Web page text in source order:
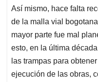
Así­ mismo, hace falta
de la malla vial
mayor parte fue mal
esto, en la última
las trampas para
ejecución de las obras,